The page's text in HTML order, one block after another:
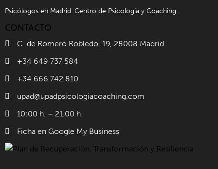
Psicólogos en Madrid. Centro de Psicología y Coaching.
CONTACTO
C. de Romero Robledo, 19, 28008 Madrid
+34 649 737 584
+34 666 742 810
upad@upadpsicologiacoaching.com
10:00 h. – 21.00 h.
Ficha en Google My Business